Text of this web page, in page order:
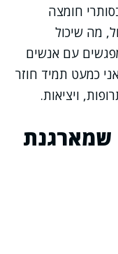
חומצה
מה שיכול
עם אנשים
כמעט תמיד חוזר
ויציאות.
שמארגנת